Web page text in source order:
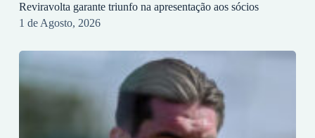
Reviravolta garante triunfo na apresentação aos sócios
1 de Agosto, 2026